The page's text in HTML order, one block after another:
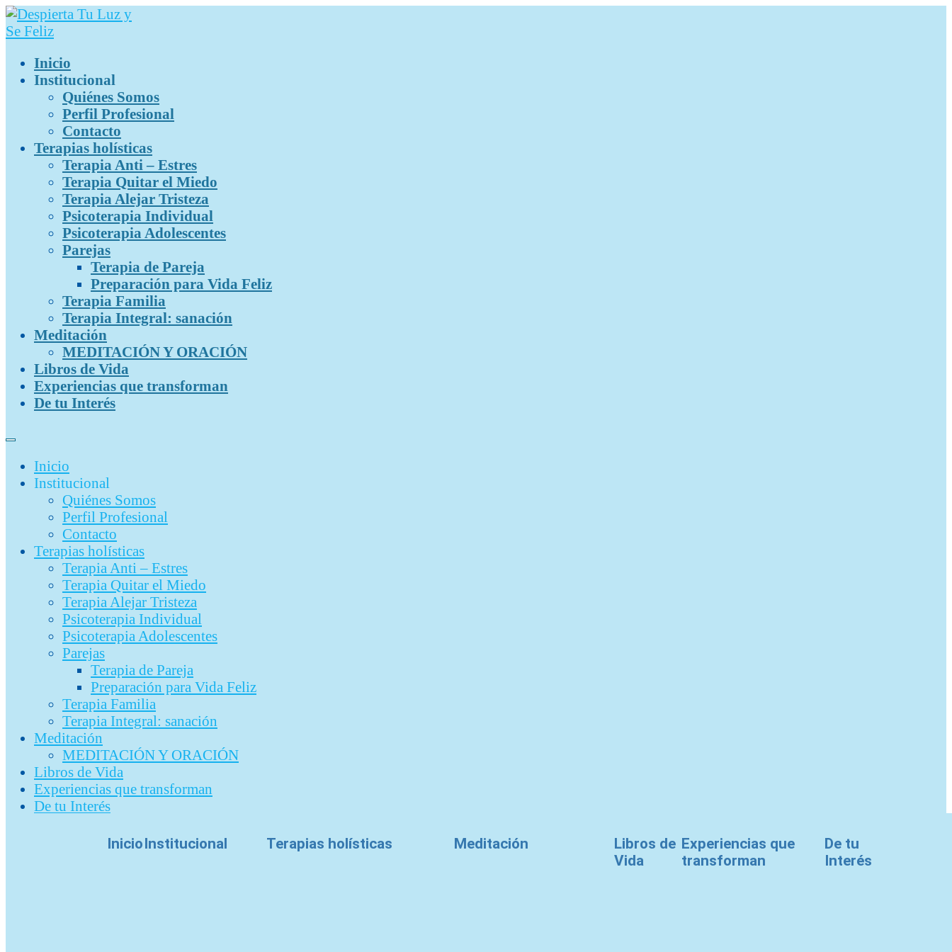
Inicio
Institucional
Quiénes Somos
Perfil Profesional
Contacto
Terapias holísticas
Terapia Anti – Estres
Terapia Quitar el Miedo
Terapia Alejar Tristeza
Psicoterapia Individual
Psicoterapia Adolescentes
Parejas
Terapia de Pareja
Preparación para Vida Feliz
Terapia Familia
Terapia Integral: sanación
Meditación
MEDITACIÓN Y ORACIÓN
Libros de Vida
Experiencias que transforman
De tu Interés
Inicio
Institucional
Quiénes Somos
Perfil Profesional
Contacto
Terapias holísticas
Terapia Anti – Estres
Terapia Quitar el Miedo
Terapia Alejar Tristeza
Psicoterapia Individual
Psicoterapia Adolescentes
Parejas
Terapia de Pareja
Preparación para Vida Feliz
Terapia Familia
Terapia Integral: sanación
Meditación
MEDITACIÓN Y ORACIÓN
Libros de Vida
Experiencias que transforman
De tu Interés
InicioInstitucional Terapias holísticas Meditación
Libros de
Vida
Experiencias que
transforman
De tu
Interés